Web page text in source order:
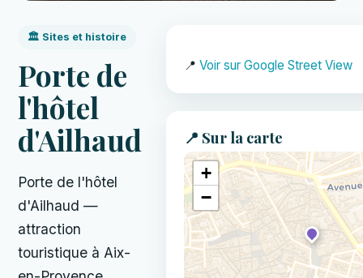
🏛️ Sites et histoire
Porte de
l'hôtel
d'Ailhaud
Porte de l'hôtel
d'Ailhaud —
attraction
touristique à Aix-
📍 Voir sur Google Street View
📍 Sur la carte
+
−